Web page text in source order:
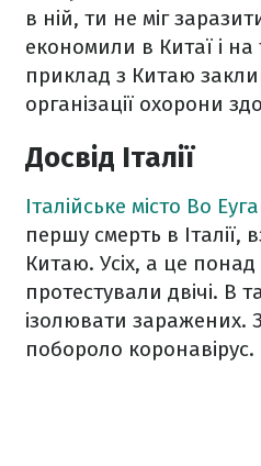
в ній, ти не міг
економили в Китаї і на
приклад з Китаю
організації охорони
Досвід Італії
Італійське місто Во
першу смерть в Італії,
Китаю. Усіх, а це
протестували двічі. В
ізолювати заражених.
побороло коронавірус.